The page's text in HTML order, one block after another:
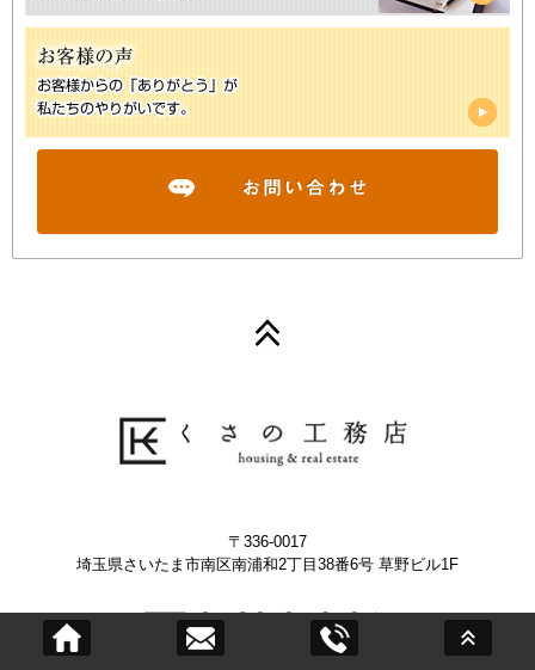
〒336-0017
埼玉県さいたま市南区南浦和2丁目38番6号 草野ビル1F